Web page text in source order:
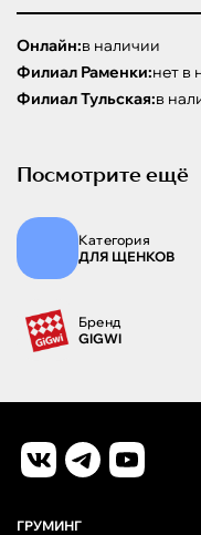
Онлайн:в наличии
Филиал Раменки:нет в
Филиал Тульская:в
Посмотрите ещё
Категория
ДЛЯ ЩЕНКОВ
Бренд
GIGWI
ГРУМИНГ